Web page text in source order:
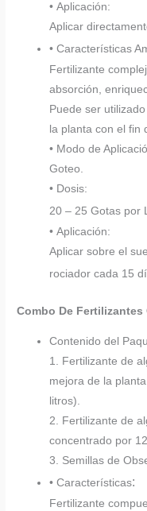
• Aplicación:
Aplicar
• Características
Fertilizante
absorción,
Puede ser
la planta con el fin
• Modo de
Goteo.
• Dosis:
20 – 25 Gotas por
• Aplicación:
Aplicar sobre el
rociador cada 15
Combo De Fertilizantes
Contenido del
1. Fertilizante de
mejora de la
litros).
2. Fertilizante de
concentrado por
3. Semillas de
• Características:
Fertilizante